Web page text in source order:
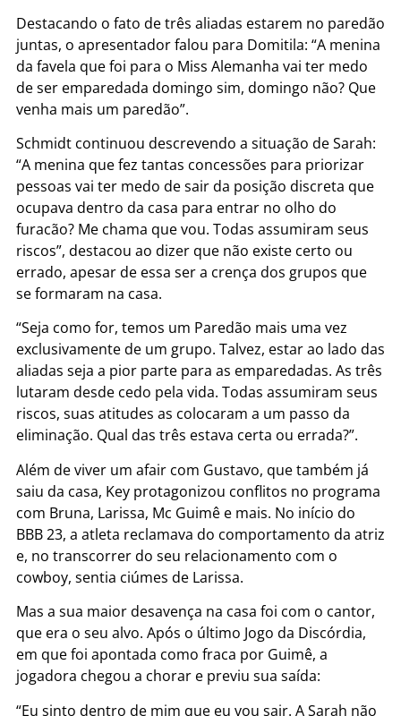
Destacando o fato de três aliadas estarem no paredão
juntas, o apresentador falou para Domitila: “A menina
da favela que foi para o Miss Alemanha vai ter medo
de ser emparedada domingo sim, domingo não? Que
venha mais um paredão”.
Schmidt continuou descrevendo a situação de Sarah:
“A menina que fez tantas concessões para priorizar
pessoas vai ter medo de sair da posição discreta que
ocupava dentro da casa para entrar no olho do
furacão? Me chama que vou. Todas assumiram seus
riscos”, destacou ao dizer que não existe certo ou
errado, apesar de essa ser a crença dos grupos que
se formaram na casa.
“Seja como for, temos um Paredão mais uma vez
exclusivamente de um grupo. Talvez, estar ao lado das
aliadas seja a pior parte para as emparedadas. As três
lutaram desde cedo pela vida. Todas assumiram seus
riscos, suas atitudes as colocaram a um passo da
eliminação. Qual das três estava certa ou errada?”.
Além de viver um afair com Gustavo, que também já
saiu da casa, Key protagonizou conflitos no programa
com Bruna, Larissa, Mc Guimê e mais. No início do
BBB 23, a atleta reclamava do comportamento da atriz
e, no transcorrer do seu relacionamento com o
cowboy, sentia ciúmes de Larissa.
Mas a sua maior desavença na casa foi com o cantor,
que era o seu alvo. Após o último Jogo da Discórdia,
em que foi apontada como fraca por Guimê, a
jogadora chegou a chorar e previu sua saída:
“Eu sinto dentro de mim que eu vou sair. A Sarah não